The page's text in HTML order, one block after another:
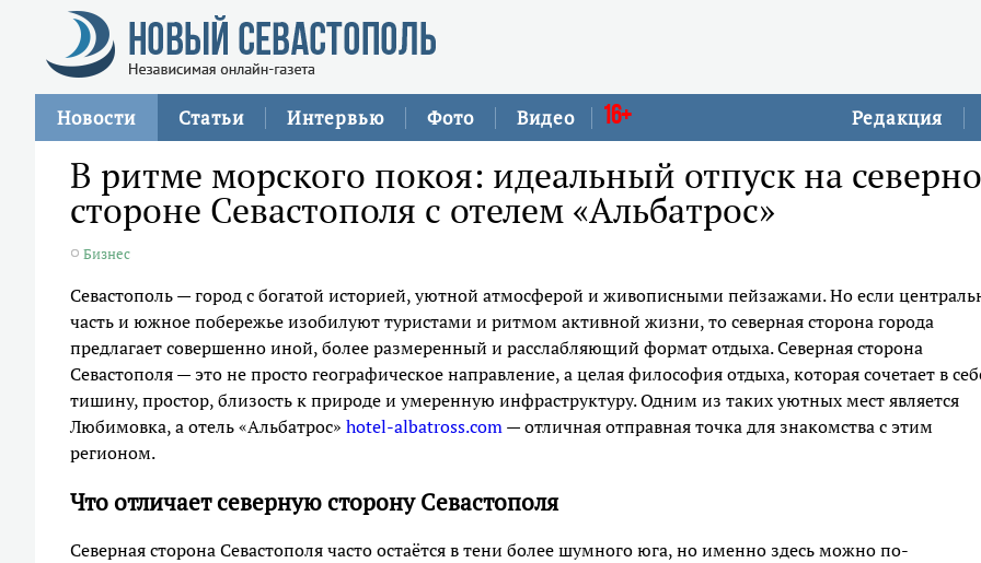
Редакция
Новости Статьи Интервью Фото Видео 16+
В ритме морского покоя: идеальный отпуск на
стороне Севастополя с отелем «Альбатрос»
Бизнес
Севастополь — город с богатой историей, уютной атмосферой и живописными пейзажами. Но если
часть и южное побережье изобилуют туристами и ритмом активной жизни, то северная сторона города
предлагает совершенно иной, более размеренный и расслабляющий формат отдыха. Северная сторона
Севастополя — это не просто географическое направление, а целая философия отдыха, которая сочетает в
тишину, простор, близость к природе и умеренную инфраструктуру. Одним из таких уютных мест является
Любимовка, а отель «Альбатрос» hotel-albatross.com— отличная отправная точка для знакомства с этим
регионом.
Что отличает северную сторону Севастополя
Северная сторона Севастополя часто остаётся в тени более шумного юга, но именно здесь можно по-